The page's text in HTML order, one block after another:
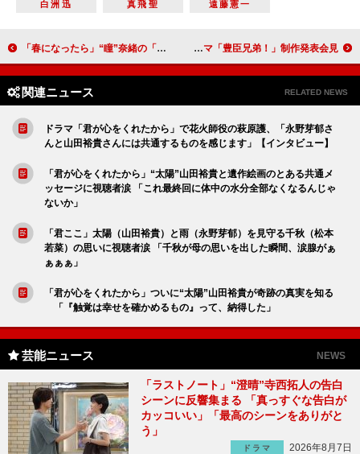
白洲迅 真飛聖 遠藤憲一
「春になったら」“瞳”奈緒の「春になったら…」の約束に号泣 「“雅彦”木梨憲武との病室のシーンからずっと泣いてた」 2026年大河ドラマの主演は仲野太賀！「最高に面白い大河ドラマを作りたい」主人公は豊臣秀長 大河ドラマ「豊臣兄弟！」制作発表会見
関連ニュース RELATED NEWS
ドラマ「君が心をくれたから」で花火師役の萩原護、「永野芽郁さ
んと山田裕貴さんには共通するものを感じます」【インタビュー】
「君が心をくれたから」“太陽”山田裕貴と遺作絵画のとある共通メ
ッセージに視聴者涙 「これ最終回に体中の水分全部なくなるんじゃ
ないか」
「君ここ」太陽（山田裕貴）と雨（永野芽郁）を見守る千秋（松本
若菜）の思いに視聴者涙 「千秋が母の思いを出した瞬間、涙腺がぁ
ぁぁぁ」
「君が心をくれたから」ついに“太陽”山田裕貴が奇跡の真実を知る
「『触覚は幸せを確かめるもの』って、納得した」
芸能ニュース NEWS
「ラストノート」“澄晴”寺西拓人の告白
シーンに反響集まる 「真っすぐな告白が
カッコいい」「最高のシーンをありがと
う」
ドラマ
2026年8月7日